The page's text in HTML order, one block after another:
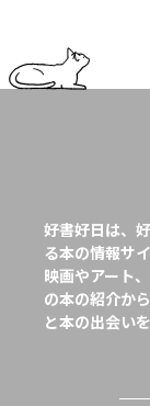
好書好日は、
る本の情報サイ
映画やアート
の本の紹介か
と本の出会い